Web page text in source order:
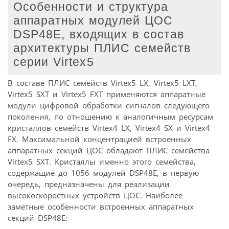
Особенности и структура
аппаратных модулей ЦОС
DSP48E, входящих в состав
архитектуры ПЛИС семейств
серии Virtex5
В составе ПЛИС семейств Virtex5 LX, Virtex5 LXT,
Virtex5 SXT и Virtex5 FXT применяются аппаратные
модули цифровой обработки сигналов следующего
поколения, по отношению к аналогичным ресурсам
кристаллов семейств Virtex4 LX, Virtex4 SX и Virtex4
FX. Максимальной концентрацией встроенных
аппаратных секций ЦОС обладают ПЛИС семейства
Virtex5 SXT. Кристаллы именно этого семейства,
содержащие до 1056 модулей DSP48E, в первую
очередь, предназначены для реализации
высокоскоростных устройств ЦОС. Наиболее
заметные особенности встроенных аппаратных
секций DSP48E: